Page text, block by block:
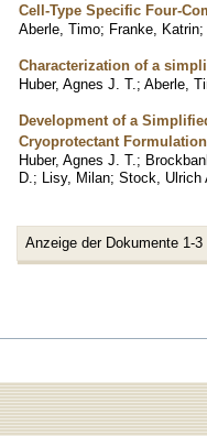
Cell-Type Specific Four-
Aberle, Timo; Franke, Katrin;
Characterization of a
Huber, Agnes J. T. ; Aberle,
Development of a
Cryoprotectant Formulation
Huber, Agnes J. T. ;
D. ; Lisy, Milan; Stock, Ulrich
Anzeige der Dokumente 1-3